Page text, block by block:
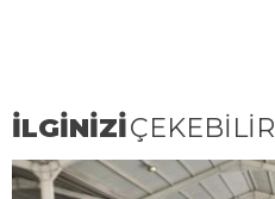
İLGİNİZİÇEKEBİLİR